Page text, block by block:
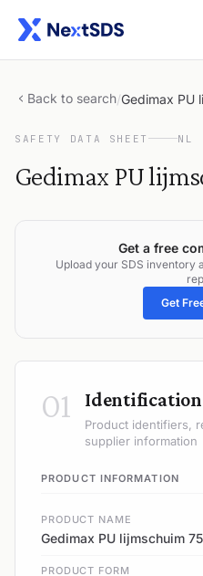
Back to search/Gedimax PU
SAFETY DATA SHEET NL
Gedimax PU
Get a free
Upload your SDS inventory
Get
01 Identification
Product identifiers,
supplier information
PRODUCT INFORMATION
PRODUCT NAME
Gedimax PU lijmschuim
PRODUCT FORM